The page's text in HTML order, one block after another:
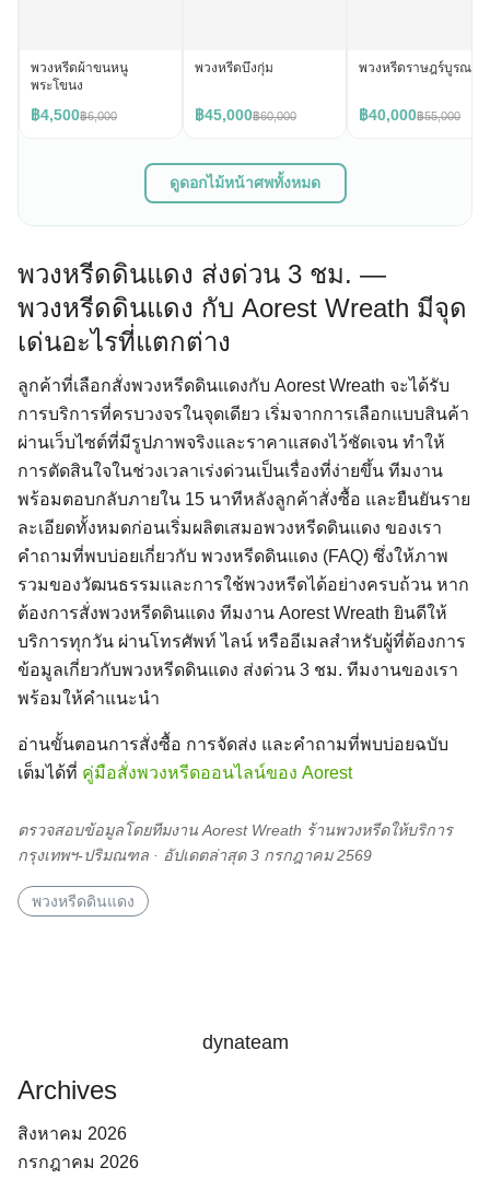
Search
for:
พวงหรีดผ้าขนหนู
พระโขนง
฿4,500฿6,000
พวงหรีดบึงกุ่ม
฿45,000฿60,000
พวงหรีดราษฎร์บูรณะ
฿40,000฿55,000
ดูดอกไม้หน้าศพทั้งหมด
พวงหรีดดินแดง ส่งด่วน 3 ชม. —
พวงหรีดดินแดง กับ Aorest Wreath มีจุด
เด่นอะไรที่แตกต่าง
ลูกค้าที่เลือกสั่งพวงหรีดดินแดงกับ Aorest Wreath จะได้รับ
การบริการที่ครบวงจรในจุดเดียว เริ่มจากการเลือกแบบสินค้า
ผ่านเว็บไซต์ที่มีรูปภาพจริงและราคาแสดงไว้ชัดเจน ทำให้
การตัดสินใจในช่วงเวลาเร่งด่วนเป็นเรื่องที่ง่ายขึ้น ทีมงาน
พร้อมตอบกลับภายใน 15 นาทีหลังลูกค้าสั่งซื้อ และยืนยันราย
ละเอียดทั้งหมดก่อนเริ่มผลิตเสมอพวงหรีดดินแดง ของเรา
คำถามที่พบบ่อยเกี่ยวกับ พวงหรีดดินแดง (FAQ) ซึ่งให้ภาพ
รวมของวัฒนธรรมและการใช้พวงหรีดได้อย่างครบถ้วน หาก
ต้องการสั่งพวงหรีดดินแดง ทีมงาน Aorest Wreath ยินดีให้
บริการทุกวัน ผ่านโทรศัพท์ ไลน์ หรืออีเมลสำหรับผู้ที่ต้องการ
ข้อมูลเกี่ยวกับพวงหรีดดินแดง ส่งด่วน 3 ชม. ทีมงานของเรา
พร้อมให้คำแนะนำ
อ่านขั้นตอนการสั่งซื้อ การจัดส่ง และคำถามที่พบบ่อยฉบับ
เต็มได้ที่ คู่มือสั่งพวงหรีดออนไลน์ของ Aorest
ตรวจสอบข้อมูลโดยทีมงาน Aorest Wreath ร้านพวงหรีดให้บริการ
กรุงเทพฯ-ปริมณฑล · อัปเดตล่าสุด 3 กรกฎาคม 2569
พวงหรีดดินแดง
dynateam
Archives
สิงหาคม 2026
กรกฎาคม 2026